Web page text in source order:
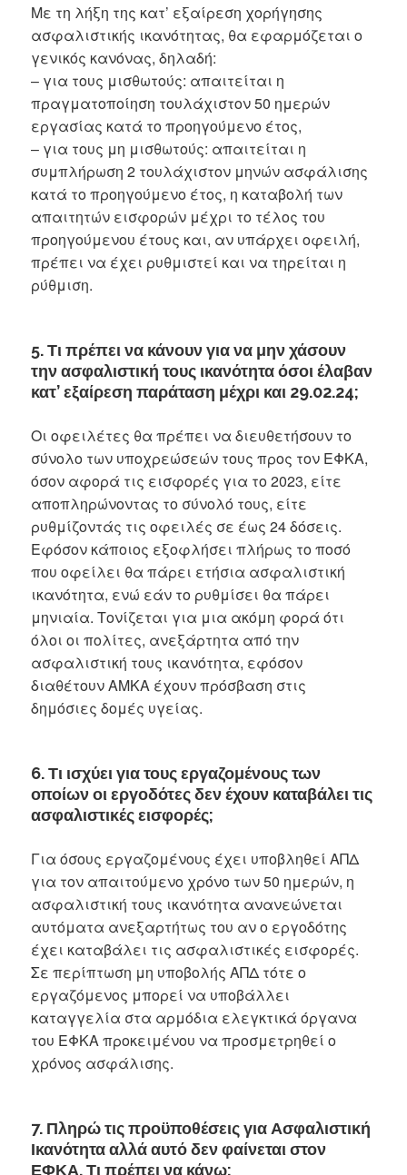
Με τη λήξη της κατ’ εξαίρεση χορήγησης
ασφαλιστικής ικανότητας, θα εφαρμόζεται ο
γενικός κανόνας, δηλαδή:
– για τους μισθωτούς: απαιτείται η
πραγματοποίηση τουλάχιστον 50 ημερών
εργασίας κατά το προηγούμενο έτος,
– για τους μη μισθωτούς: απαιτείται η
συμπλήρωση 2 τουλάχιστον μηνών ασφάλισης
κατά το προηγούμενο έτος, η καταβολή των
απαιτητών εισφορών μέχρι το τέλος του
προηγούμενου έτους και, αν υπάρχει οφειλή,
πρέπει να έχει ρυθμιστεί και να τηρείται η
ρύθμιση.
5. Τι πρέπει να κάνουν για να μην χάσουν
την ασφαλιστική τους ικανότητα όσοι έλαβαν
κατ’ εξαίρεση παράταση μέχρι και 29.02.24;
Οι οφειλέτες θα πρέπει να διευθετήσουν το
σύνολο των υποχρεώσεών τους προς τον ΕΦΚΑ,
όσον αφορά τις εισφορές για το 2023, είτε
αποπληρώνοντας το σύνολό τους, είτε
ρυθμίζοντάς τις οφειλές σε έως 24 δόσεις.
Εφόσον κάποιος εξοφλήσει πλήρως το ποσό
που οφείλει θα πάρει ετήσια ασφαλιστική
ικανότητα, ενώ εάν το ρυθμίσει θα πάρει
μηνιαία. Τονίζεται για μια ακόμη φορά ότι
όλοι οι πολίτες, ανεξάρτητα από την
ασφαλιστική τους ικανότητα, εφόσον
διαθέτουν ΑΜΚΑ έχουν πρόσβαση στις
δημόσιες δομές υγείας.
6. Τι ισχύει για τους εργαζομένους των
οποίων οι εργοδότες δεν έχουν καταβάλει τις
ασφαλιστικές εισφορές;
Για όσους εργαζομένους έχει υποβληθεί ΑΠΔ
για τον απαιτούμενο χρόνο των 50 ημερών, η
ασφαλιστική τους ικανότητα ανανεώνεται
αυτόματα ανεξαρτήτως του αν ο εργοδότης
έχει καταβάλει τις ασφαλιστικές εισφορές.
Σε περίπτωση μη υποβολής ΑΠΔ τότε ο
εργαζόμενος μπορεί να υποβάλλει
καταγγελία στα αρμόδια ελεγκτικά όργανα
του ΕΦΚΑ προκειμένου να προσμετρηθεί ο
χρόνος ασφάλισης.
7. Πληρώ τις προϋποθέσεις για Ασφαλιστική
Ικανότητα αλλά αυτό δεν φαίνεται στον
ΕΦΚΑ. Τι πρέπει να κάνω;